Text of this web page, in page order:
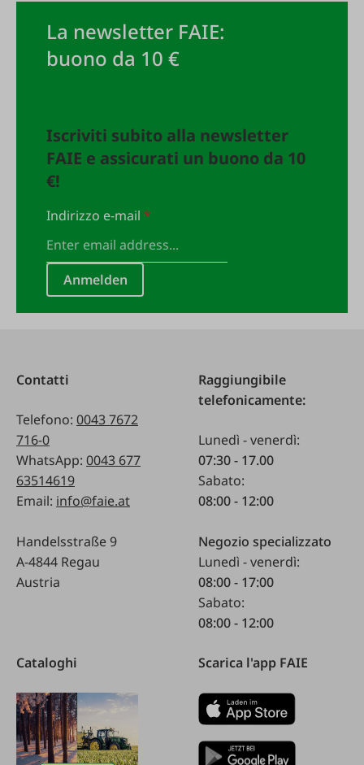
La newsletter FAIE:
buono da 10 €
Iscriviti subito alla newsletter
FAIE e assicurati un buono da 10
€!
Indirizzo e-mail*
Anmelden
Contatti
Telefono: 0043 7672
716-0
WhatsApp: 0043 677
63514619
Email: info@faie.at
Handelsstraße 9
A-4844 Regau
Austria
Raggiungibile
telefonicamente:
Lunedì - venerdì:
07:30 - 17.00
Sabato:
08:00 - 12:00
Negozio specializzato
Lunedì - venerdì:
08:00 - 17:00
Sabato:
08:00 - 12:00
Cataloghi Scarica l'app FAIE